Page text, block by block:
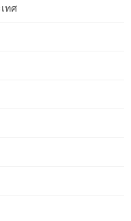
for Creatives in Perth
I’ve got a soft spot for
online, I understand
Mistakes Job
Seekers Make in
coastline. It’s a place
about their businesses,
ทศ